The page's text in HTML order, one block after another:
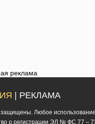
реклама
| РЕКЛАМА
Любое использование
о регистрации ЭЛ № ФС 77 –